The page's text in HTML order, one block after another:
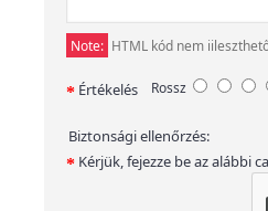
Note: HTML kód nem
Értékelés Rossz
Biztonsági ellenőrzés:
Kérjük, fejezze be az alábbi